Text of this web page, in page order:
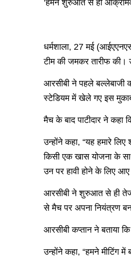
‘हमने शुरुआत से ही आक्रामक
धर्मशाला, 27 मई
टीम की जमकर तारीफ
आरसीबी ने पहले बल्लेबाजी
स्टेडियम में खेले गए इस
मैच के बाद पाटीदार ने कहा
उन्होंने कहा, “यह हमारे
किसी एक खास योजना के
उन पर हावी होने के लिए
आरसीबी ने शुरुआत से ही तेज
से मैच पर अपना नियंत्रण
आरसीबी कप्तान ने बताया
उन्होंने कहा, “हमने मीटिंग